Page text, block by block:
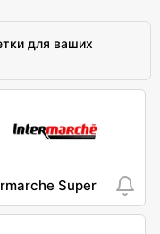
для ваших
Super